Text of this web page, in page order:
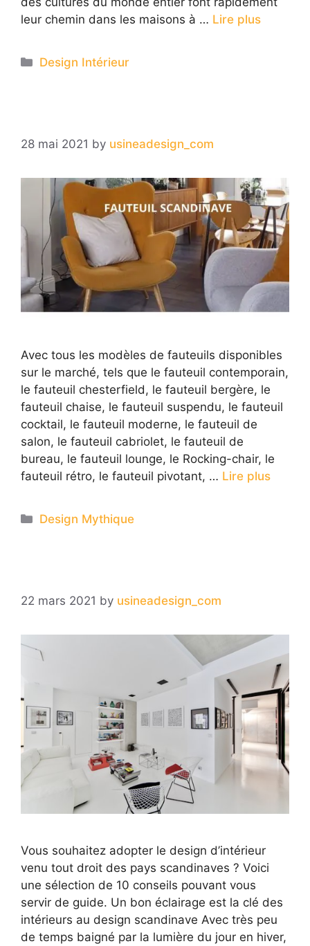
leur chemin dans les maisons à … Lire plus
Categories
Design Intérieur
28 mai 2021 by usineadesign_com
Avec tous les modèles de fauteuils disponibles
sur le marché, tels que le fauteuil contemporain,
le fauteuil chesterfield, le fauteuil bergère, le
fauteuil chaise, le fauteuil suspendu, le fauteuil
cocktail, le fauteuil moderne, le fauteuil de
salon, le fauteuil cabriolet, le fauteuil de
bureau, le fauteuil lounge, le Rocking-chair, le
fauteuil rétro, le fauteuil pivotant, … Lire plus
Categories
Design Mythique
22 mars 2021 by usineadesign_com
Vous souhaitez adopter le design d’intérieur
venu tout droit des pays scandinaves ? Voici
une sélection de 10 conseils pouvant vous
servir de guide. Un bon éclairage est la clé des
intérieurs au design scandinave Avec très peu
de temps baigné par la lumière du jour en hiver,